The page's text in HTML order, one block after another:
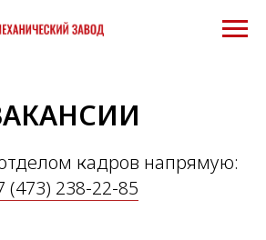
кадров напрямую:
(473) 238-22-85